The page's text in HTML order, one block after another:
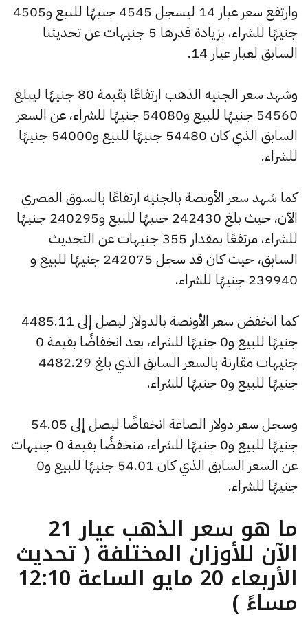
وارتفع سعر عيار 14 ليسجل 4545 جنيهًا للبيع و4505
جنيهًا للشراء، بزيادة قدرها 5 جنيهات عن تحديثنا
السابق لعيار عيار 14.
وشهد سعر الجنيه الذهب ارتفاعًا بقيمة 80 جنيهًا ليبلغ
54560 جنيهًا للبيع و54080 جنيهًا للشراء، عن السعر
السابق الذي كان 54480 جنيهًا للبيع و54000 جنيهًا
للشراء.
كما شهد سعر الأونصة بالجنيه ارتفاعًا بالسوق المصري
الآن، حيث بلغ 242430 جنيهًا للبيع و240295 جنيهًا
للشراء، مرتفعًا بمقدار 355 جنيهات عن التحديث
السابق، حيث كان قد سجل 242075 جنيهًا للبيع و
239940 جنيهًا للشراء.
كما انخفض سعر الأونصة بالدولار ليصل إلى 4485.11
جنيهًا للبيع و0 جنيهًا للشراء، بعد انخفاضًا بقيمة 0
جنيهات مقارنة بالسعر السابق الذي بلغ 4482.29
جنيهًا للبيع و0 جنيهًا للشراء.
وسجل سعر دولار الصاغة انخفاضًا ليصل إلى 54.05
جنيهًا للبيع و0 جنيهًا للشراء، منخفضًا بقيمة 0 جنيهات
عن السعر السابق الذي كان 54.01 جنيهًا للبيع و0
جنيهًا للشراء.
ما هو سعر الذهب عيار 21
الآن للأوزان المختلفة ( تحديث
الأربعاء 20 مايو الساعة 12:10
مساءً )